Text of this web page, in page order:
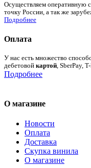
Осуществляем оперативную
точку России, а так же
Подробнее
Оплата
У нас есть множество
дебетовой картой, SberPay,
Подробнее
О магазине
Новости
Оплата
Доставка
Скупка винила
О магазине